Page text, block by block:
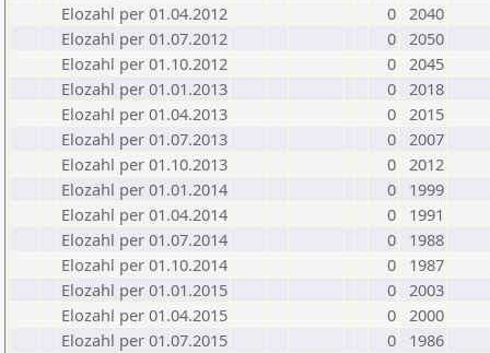
Elozahl per 01.04.2012
0 2040
Elozahl per 01.07.2012
0 2050
Elozahl per 01.10.2012
0 2045
Elozahl per 01.01.2013
0 2018
Elozahl per 01.04.2013
0 2015
Elozahl per 01.07.2013
0 2007
Elozahl per 01.10.2013
0 2012
Elozahl per 01.01.2014
0
1999
Elozahl per 01.04.2014
0
1991
Elozahl per 01.07.2014
0
1988
Elozahl per 01.10.2014
0
1987
Elozahl per 01.01.2015
0 2003
Elozahl per 01.04.2015
0 2000
Elozahl per 01.07.2015
0
1986